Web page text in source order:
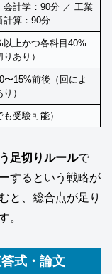
会計学：90分 ／ 工業
計算：90分
以上かつ各科目40%
あり）
〜15%前後（回によ
）
受験可能）
足切りルールで
するという戦略が
と、総合点が足り
。
式・論文